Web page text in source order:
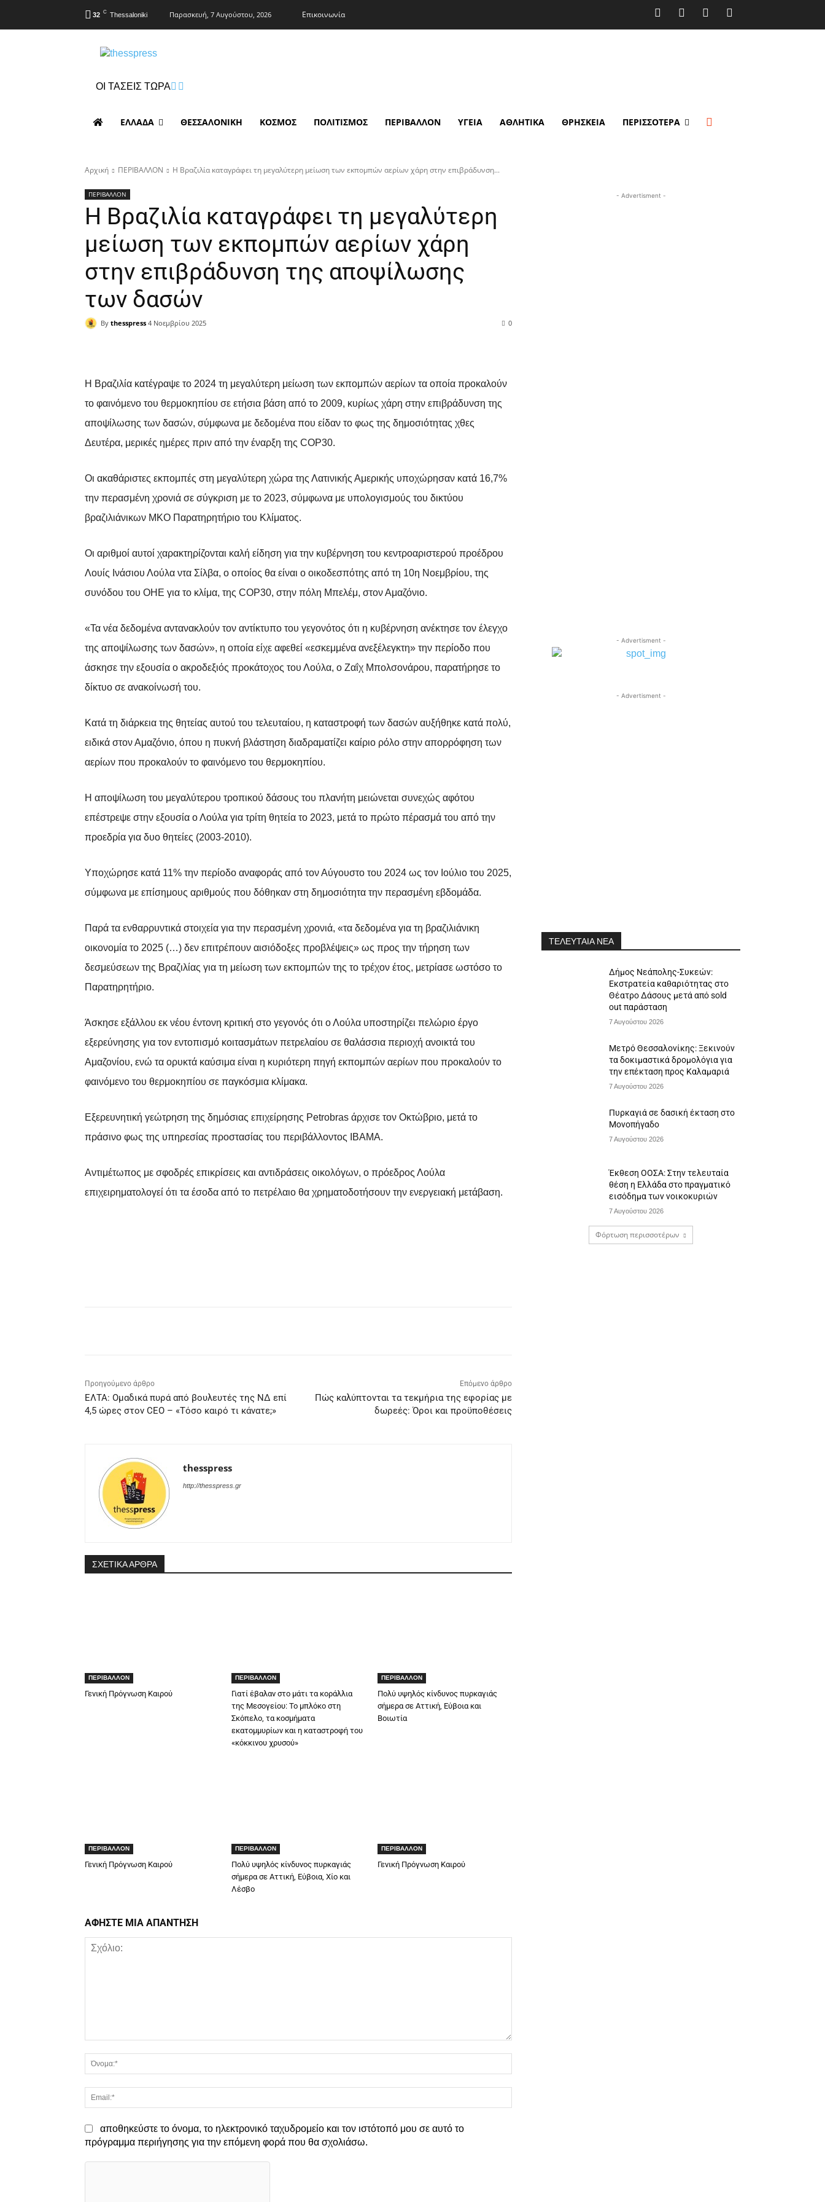
32 C Thessaloniki Παρασκευή, 7 Αυγούστου, 2026 Επικοινωνία
ΟΙ ΤΑΣΕΙΣ ΤΩΡΑ
ΕΛΛΑΔΑ ΘΕΣΣΑΛΟΝΙΚΗ ΚΟΣΜΟΣ ΠΟΛΙΤΙΣΜΟΣ ΠΕΡΙΒΑΛΛΟΝ ΥΓΕΙΑ ΑΘΛΗΤΙΚΑ ΘΡΗΣΚΕΙΑ ΠΕΡΙΣΣΟΤΕΡΑ
Αρχική ΠΕΡΙΒΑΛΛΟΝ Η Βραζιλία καταγράφει τη μεγαλύτερη μείωση των εκπομπών αερίων χάρη στην επιβράδυνση...
ΠΕΡΙΒΑΛΛΟΝ
Η Βραζιλία καταγράφει τη μεγαλύτερη
μείωση των εκπομπών αερίων χάρη
στην επιβράδυνση της αποψίλωσης
των δασών
By thesspress 4 Νοεμβρίου 2025 0
Η Βραζιλία κατέγραψε το 2024 τη μεγαλύτερη μείωση των εκπομπών αερίων τα οποία προκαλούν
το φαινόμενο του θερμοκηπίου σε ετήσια βάση από το 2009, κυρίως χάρη στην επιβράδυνση της
αποψίλωσης των δασών, σύμφωνα με δεδομένα που είδαν το φως της δημοσιότητας χθες
Δευτέρα, μερικές ημέρες πριν από την έναρξη της COP30.
Οι ακαθάριστες εκπομπές στη μεγαλύτερη χώρα της Λατινικής Αμερικής υποχώρησαν κατά 16,7%
την περασμένη χρονιά σε σύγκριση με το 2023, σύμφωνα με υπολογισμούς του δικτύου
βραζιλιάνικων ΜΚΟ Παρατηρητήριο του Κλίματος.
Οι αριθμοί αυτοί χαρακτηρίζονται καλή είδηση για την κυβέρνηση του κεντροαριστερού προέδρου
Λουίς Ινάσιου Λούλα ντα Σίλβα, ο οποίος θα είναι ο οικοδεσπότης από τη 10η Νοεμβρίου, της
συνόδου του ΟΗΕ για το κλίμα, της COP30, στην πόλη Μπελέμ, στον Αμαζόνιο.
«Τα νέα δεδομένα αντανακλούν τον αντίκτυπο του γεγονότος ότι η κυβέρνηση ανέκτησε τον έλεγχο
της αποψίλωσης των δασών», η οποία είχε αφεθεί «εσκεμμένα ανεξέλεγκτη» την περίοδο που
άσκησε την εξουσία ο ακροδεξιός προκάτοχος του Λούλα, ο Ζαΐχ Μπολσονάρου, παρατήρησε το
δίκτυο σε ανακοίνωσή του.
Κατά τη διάρκεια της θητείας αυτού του τελευταίου, η καταστροφή των δασών αυξήθηκε κατά πολύ,
ειδικά στον Αμαζόνιο, όπου η πυκνή βλάστηση διαδραματίζει καίριο ρόλο στην απορρόφηση των
αερίων που προκαλούν το φαινόμενο του θερμοκηπίου.
Η αποψίλωση του μεγαλύτερου τροπικού δάσους του πλανήτη μειώνεται συνεχώς αφότου
επέστρεψε στην εξουσία ο Λούλα για τρίτη θητεία το 2023, μετά το πρώτο πέρασμά του από την
προεδρία για δυο θητείες (2003-2010).
Υποχώρησε κατά 11% την περίοδο αναφοράς από τον Αύγουστο του 2024 ως τον Ιούλιο του 2025,
σύμφωνα με επίσημους αριθμούς που δόθηκαν στη δημοσιότητα την περασμένη εβδομάδα.
Παρά τα ενθαρρυντικά στοιχεία για την περασμένη χρονιά, «τα δεδομένα για τη βραζιλιάνικη
οικονομία το 2025 (…) δεν επιτρέπουν αισιόδοξες προβλέψεις» ως προς την τήρηση των
δεσμεύσεων της Βραζιλίας για τη μείωση των εκπομπών της το τρέχον έτος, μετρίασε ωστόσο το
Παρατηρητήριο.
Άσκησε εξάλλου εκ νέου έντονη κριτική στο γεγονός ότι ο Λούλα υποστηρίζει πελώριο έργο
εξερεύνησης για τον εντοπισμό κοιτασμάτων πετρελαίου σε θαλάσσια περιοχή ανοικτά του
Αμαζονίου, ενώ τα ορυκτά καύσιμα είναι η κυριότερη πηγή εκπομπών αερίων που προκαλούν το
φαινόμενο του θερμοκηπίου σε παγκόσμια κλίμακα.
Εξερευνητική γεώτρηση της δημόσιας επιχείρησης Petrobras άρχισε τον Οκτώβριο, μετά το
πράσινο φως της υπηρεσίας προστασίας του περιβάλλοντος IBAMA.
Αντιμέτωπος με σφοδρές επικρίσεις και αντιδράσεις οικολόγων, ο πρόεδρος Λούλα
επιχειρηματολογεί ότι τα έσοδα από το πετρέλαιο θα χρηματοδοτήσουν την ενεργειακή μετάβαση.
Προηγούμενο άρθρο
ΕΛΤΑ: Ομαδικά πυρά από βουλευτές της ΝΔ επί
4,5 ώρες στον CEO – «Τόσο καιρό τι κάνατε;»
Επόμενο άρθρο
Πώς καλύπτονται τα τεκμήρια της εφορίας με
δωρεές: Όροι και προϋποθέσεις
thesspress
http://thesspress.gr
ΣΧΕΤΙΚΑ ΑΡΘΡΑ
ΠΕΡΙΒΑΛΛΟΝ
Γενική Πρόγνωση Καιρού
ΠΕΡΙΒΑΛΛΟΝ
Γιατί έβαλαν στο μάτι τα κοράλλια
της Μεσογείου: Το μπλόκο στη
Σκόπελο, τα κοσμήματα
εκατομμυρίων και η καταστροφή του
«κόκκινου χρυσού»
ΠΕΡΙΒΑΛΛΟΝ
Πολύ υψηλός κίνδυνος πυρκαγιάς
σήμερα σε Αττική, Εύβοια και
Βοιωτία
ΠΕΡΙΒΑΛΛΟΝ
Γενική Πρόγνωση Καιρού
ΠΕΡΙΒΑΛΛΟΝ
Πολύ υψηλός κίνδυνος πυρκαγιάς
σήμερα σε Αττική, Εύβοια, Χίο και
Λέσβο
ΠΕΡΙΒΑΛΛΟΝ
Γενική Πρόγνωση Καιρού
ΑΦΗΣΤΕ ΜΙΑ ΑΠΑΝΤΗΣΗ
αποθηκεύστε το όνομα, το ηλεκτρονικό ταχυδρομείο και τον ιστότοπό μου σε αυτό το
πρόγραμμα περιήγησης για την επόμενη φορά που θα σχολιάσω.
- Advertisment -
- Advertisment -
- Advertisment -
ΤΕΛΕΥΤΑΙΑ ΝΕΑ
Δήμος Νεάπολης-Συκεών:
Εκστρατεία καθαριότητας στο
Θέατρο Δάσους μετά από sold
out παράσταση
7 Αυγούστου 2026
Μετρό Θεσσαλονίκης: Ξεκινούν
τα δοκιμαστικά δρομολόγια για
την επέκταση προς Καλαμαριά
7 Αυγούστου 2026
Πυρκαγιά σε δασική έκταση στο
Μονοπήγαδο
7 Αυγούστου 2026
Έκθεση ΟΟΣΑ: Στην τελευταία
θέση η Ελλάδα στο πραγματικό
εισόδημα των νοικοκυριών
7 Αυγούστου 2026
Φόρτωση περισσοτέρων